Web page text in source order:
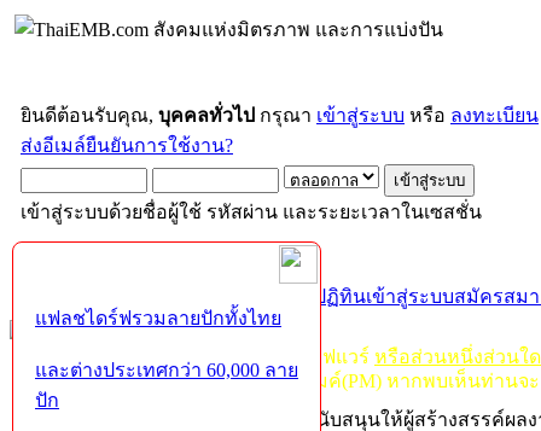
ยินดีต้อนรับคุณ, บุคคลทั่วไป กรุณา เข้าสู่ระบบ หรือ ลงทะเบียน
ส่งอีเมล์ยืนยันการใช้งาน?
เข้าสู่ระบบด้วยชื่อผู้ใช้ รหัสผ่าน และระยะเวลาในเซสชั่น
ปฏิทินเข้าสู่ระบบสมัครสม
กฏ-กติกา ห้ามจำหน่าย, จ่ายแจก ซอฟแวร์ หรือส่วนหนึ่งส่วนใ
ไม่ว่าจะเป็นทางหน้าบอร์ด หรือหลังไมค์(PM) หากพบเห็นท่านจ
หากท่านถูกในในผลงาน หรืออยากสนับสนุนให้ผู้สร้างสรรค์ผล
แฟลชไดร์ฟรวมลายปักทั้งไทย
และต่างประเทศกว่า 60,000 ลาย
ปัก